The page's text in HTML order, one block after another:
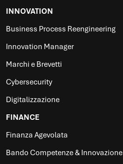
INNOVATION
Business Process Reengineering
Innovation Manager
Marchi e Brevetti
Cybersecurity
Digitalizzazione
FINANCE
Finanza Agevolata
Bando Competenze & Innovazione